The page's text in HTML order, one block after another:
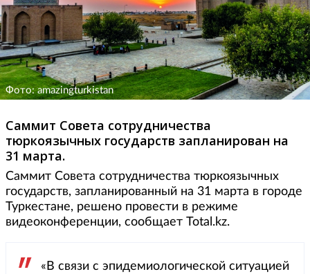
Фото: amazingturkistan
Саммит Совета сотрудничества
тюркоязычных государств запланирован на
31 марта.
Саммит Совета сотрудничества тюркоязычных
государств, запланированный на 31 марта в городе
Туркестане, решено провести в режиме
видеоконференции, сообщает Total.kz.
«В связи с эпидемиологической ситуацией